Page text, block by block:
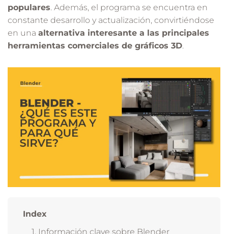
populares. Además, el programa se encuentra en
constante desarrollo y actualización, convirtiéndose
en una alternativa interesante a las principales
herramientas comerciales de gráficos 3D.
Index
Información clave sobre Blender